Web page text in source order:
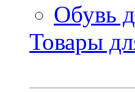
Обувь
Товары